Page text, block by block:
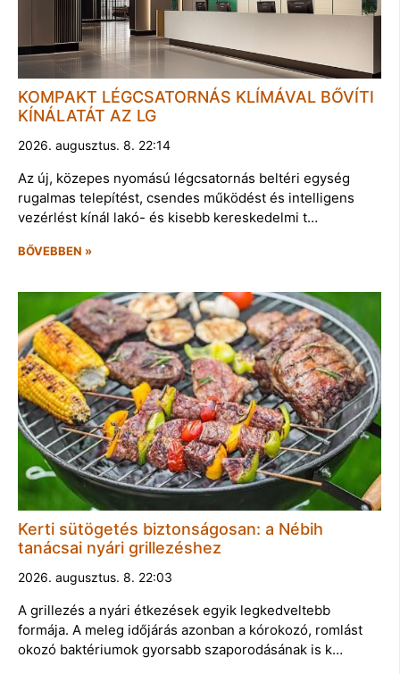
KOMPAKT LÉGCSATORNÁS KLÍMÁVAL BŐVÍTI
KÍNÁLATÁT AZ LG
2026. augusztus. 8. 22:14
Az új, közepes nyomású légcsatornás beltéri egység
rugalmas telepítést, csendes működést és intelligens
vezérlést kínál lakó- és kisebb kereskedelmi t…
BŐVEBBEN »
Kerti sütögetés biztonságosan: a Nébih
tanácsai nyári grillezéshez
2026. augusztus. 8. 22:03
A grillezés a nyári étkezések egyik legkedveltebb
formája. A meleg időjárás azonban a kórokozó, romlást
okozó baktériumok gyorsabb szaporodásának is k…